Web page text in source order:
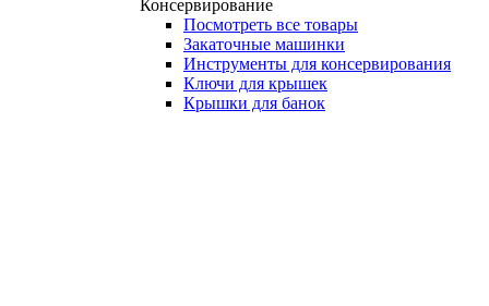
Консервирование
Посмотреть все товары
Закаточные машинки
Инструменты для консервирования
Ключи для крышек
Крышки для банок